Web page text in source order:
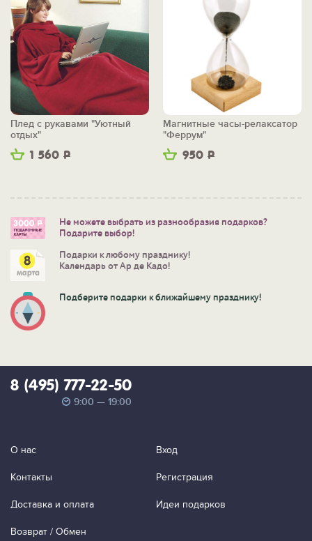
1 560 Р
Плед с рукавами "Уютный
отдых"
950 Р
Магнитные часы-релаксатор
"Феррум"
Не можете выбрать из разнообразия подарков?
Подарите выбор!
Подарки к любому празднику!
Календарь от Ар де Кадо!
Подберите подарки к ближайшему празднику!
8 (495) 777-22-50
9:00 — 19:00
О нас
Контакты
Доставка и оплата
Возврат / Обмен
Вход
Регистрация
Идеи подарков